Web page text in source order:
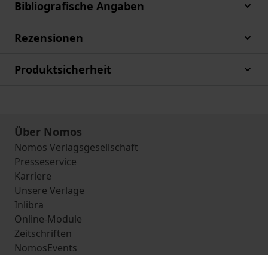
Bibliografische Angaben
Rezensionen
Produktsicherheit
Über Nomos
Nomos Verlagsgesellschaft
Presseservice
Karriere
Unsere Verlage
Inlibra
Online-Module
Zeitschriften
NomosEvents